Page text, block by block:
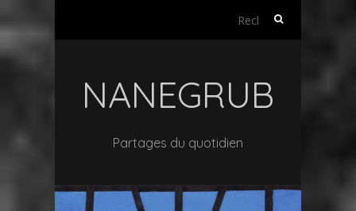
Rechercher :
NANEGRUB
Partages du quotidien